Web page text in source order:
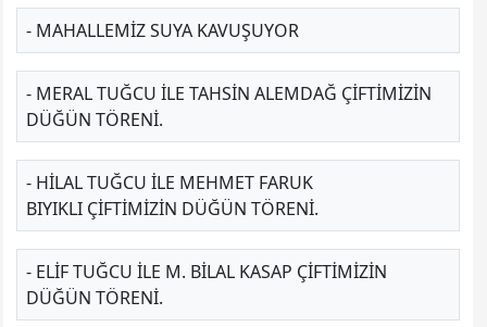
- MAHALLEMIZ SUYA KAVUŞUYOR
- MERAL TUĞCU ILE TAHSIN ALEMDAĞ ÇIFTIMIZIN
DÜĞÜN TÖRENI.
- HILAL TUĞCU ILE MEHMET FARUK
BIYIKLI ÇIFTIMIZIN DÜĞÜN TÖRENI.
- ELIF TUĞCU ILE M. BILAL KASAP ÇIFTIMIZIN
DÜĞÜN TÖRENI.